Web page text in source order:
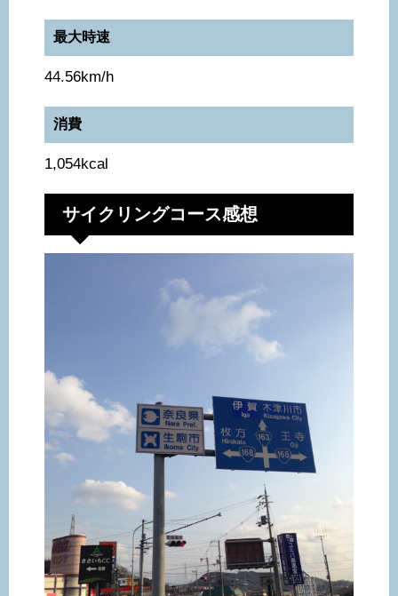
最大時速
44.56km/h
消費
1,054kcal
サイクリングコース感想